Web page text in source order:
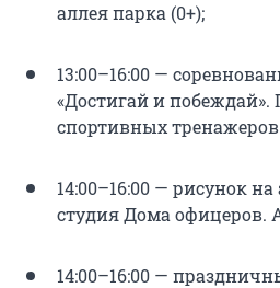
аллея парка (0+);
13:00–16:00 —
«Достигай и
спортивных
14:00–16:00 — рисунок на
студия Дома офицеров.
14:00–16:00 —